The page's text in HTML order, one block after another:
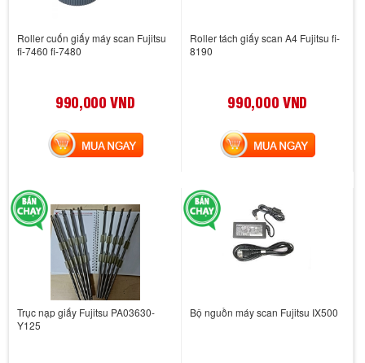
Roller cuốn giấy máy scan Fujitsu
fi-7460 fi-7480
990,000 VND
MUA NGAY
Roller tách giấy scan A4 Fujitsu fi-
8190
990,000 VND
MUA NGAY
Trục nạp giấy Fujitsu PA03630-
Y125
Bộ nguồn máy scan Fujitsu IX500